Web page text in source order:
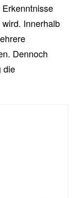
Innerhalb
Dennoch
die